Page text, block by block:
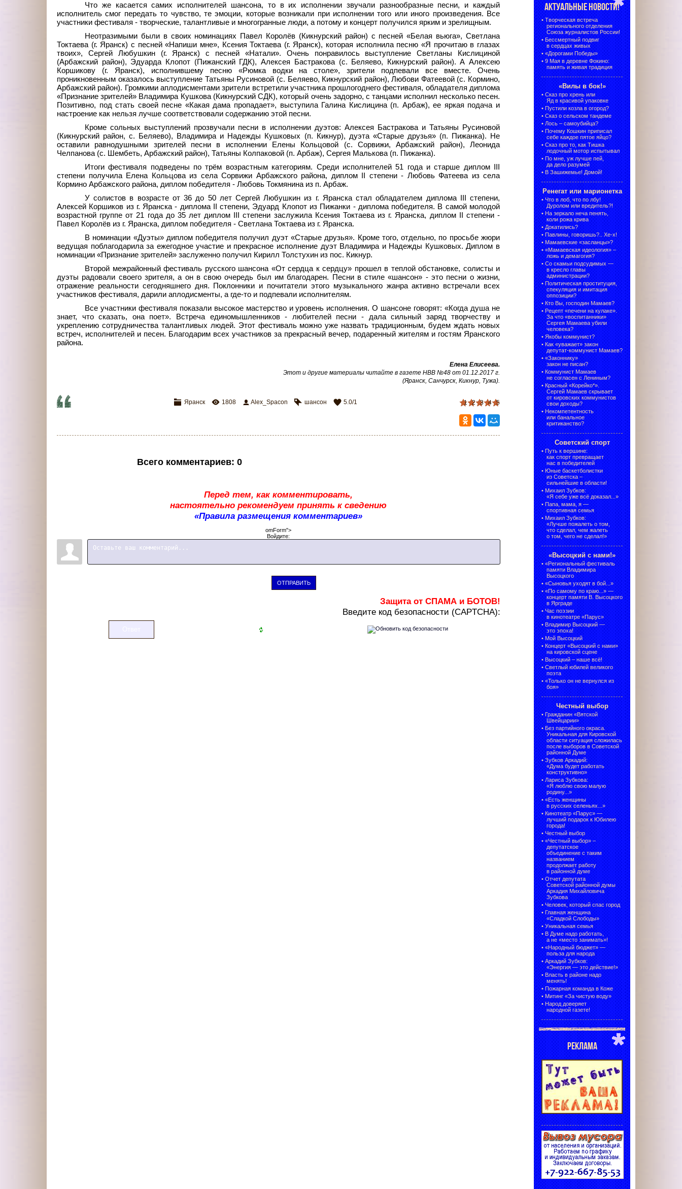
Что же касается самих исполнителей шансона, то в их исполнении звучали разнообразные песни, и каждый
исполнитель смог передать то чувство, те эмоции, которые возникали при исполнении того или иного произведения. Все
участники фестиваля - творческие, талантливые и многогранные люди, а потому и концерт получился ярким и зрелищным.
Неотразимыми были в своих номинациях Павел Королёв (Кикнурский район) с песней «Белая вьюга», Светлана
Токтаева (г. Яранск) с песней «Напиши мне», Ксения Токтаева (г. Яранск), которая исполнила песню «Я прочитаю в глазах
твоих», Сергей Любушкин (г. Яранск) с песней «Натали». Очень понравилось выступление Светланы Кислициной
(Арбажский район), Эдуарда Клопот (Пижанский ГДК), Алексея Бастракова (с. Беляево, Кикнурский район). А Алексею
Коршикову (г. Яранск), исполнившему песню «Рюмка водки на столе», зрители подпевали все вместе. Очень
проникновенным оказалось выступление Татьяны Русиновой (с. Беляево, Кикнурский район), Любови Фатеевой (с. Кормино,
Арбажский район). Громкими аплодисментами зрители встретили участника прошлогоднего фестиваля, обладателя диплома
«Признание зрителей» Владимира Кушкова (Кикнурский СДК), который очень задорно, с танцами исполнил несколько песен.
Позитивно, под стать своей песне «Какая дама пропадает», выступила Галина Кислицина (п. Арбаж), ее яркая подача и
настроение как нельзя лучше соответствовали содержанию этой песни.
Кроме сольных выступлений прозвучали песни в исполнении дуэтов: Алексея Бастракова и Татьяны Русиновой
(Кикнурский район, с. Беляево), Владимира и Надежды Кушковых (п. Кикнур), дуэта «Старые друзья» (п. Пижанка). Не
оставили равнодушными зрителей песни в исполнении Елены Кольцовой (с. Сорвижи, Арбажский район), Леонида
Челпанова (с. Шембеть, Арбажский район), Татьяны Колпаковой (п. Арбаж), Сергея Малькова (п. Пижанка).
Итоги фестиваля подведены по трём возрастным категориям. Среди исполнителей 51 года и старше диплом III
степени получила Елена Кольцова из села Сорвижи Арбажского района, диплом II степени - Любовь Фатеева из села
Кормино Арбажского района, диплом победителя - Любовь Токмянина из п. Арбаж.
У солистов в возрасте от 36 до 50 лет Сергей Любушкин из г. Яранска стал обладателем диплома III степени,
Алексей Коршиков из г. Яранска - диплома II степени, Эдуард Клопот из Пижанки - диплома победителя. В самой молодой
возрастной группе от 21 года до 35 лет диплом III степени заслужила Ксения Токтаева из г. Яранска, диплом II степени -
Павел Королёв из г. Яранска, диплом победителя - Светлана Токтаева из г. Яранска.
В номинации «Дуэты» диплом победителя получил дуэт «Старые друзья». Кроме того, отдельно, по просьбе жюри
ведущая поблагодарила за ежегодное участие и прекрасное исполнение дуэт Владимира и Надежды Кушковых. Диплом в
номинации «Признание зрителей» заслуженно получил Кирилл Толстухин из пос. Кикнур.
Второй межрайонный фестиваль русского шансона «От сердца к сердцу» прошел в теплой обстановке, солисты и
дуэты радовали своего зрителя, а он в свою очередь был им благодарен. Песни в стиле «шансон» - это песни о жизни,
отражение реальности сегодняшнего дня. Поклонники и почитатели этого музыкального жанра активно встречали всех
участников фестиваля, дарили аплодисменты, а где-то и подпевали исполнителям.
Все участники фестиваля показали высокое мастерство и уровень исполнения. О шансоне говорят: «Когда душа не
знает, что сказать, она поет». Встреча единомышленников - любителей песни - дала сильный заряд творчеству и
укреплению сотрудничества талантливых людей. Этот фестиваль можно уже назвать традиционным, будем ждать новых
встреч, исполнителей и песен. Благодарим всех участников за прекрасный вечер, подаренный жителям и гостям Яранского
района.
Елена Елисеева.
Этот и другие материалы читайте в газете НВВ №48 от 01.12.2017 г.
(Яранск, Санчурск, Кикнур, Тужа).
1 2 3 4 5
Яранск 1808 Alex_Spacon шансон 5.0/1
Всего комментариев: 0
Перед тем, как комментировать,
настоятельно рекомендуем принять к сведению
«Правила размещения комментариев»
omForm">
Войдите:
ОТПРАВИТЬ
Защита от СПАМА и БОТОВ!
Введите код безопасности (CAPTCHA):
АКТУАЛЬНЫЕ НОВОСТИ!
• Творческая встреча
регионального отделения
Союза журналистов России!
• Бессмертный подвиг
в сердцах живых
• «Дорогами Победы»
• 9 Мая в деревне Фокино:
память и живая традиция
«Вилы в бок!»
• Сказ про хрень или
Яд в красивой упаковке
• Пустили козла в огород?
• Сказ о сельском тандеме
• Лось – самоубийца?
• Почему Кошкин приписал
себе каждое пятое яйцо?
• Сказ про то, как Тишка
лодочный мотор испытывал
• По мне, уж лучше пей,
да дело разумей
• В Зашижемье! Домой!
Ренегат или марионетка
• Что в лоб, что по лбу!
Дуролом или вредитель?!
• На зеркало неча пенять,
коли рожа крива
• Докатились?
• Павлины, говоришь?.. Хе-х!
• Мамаевские «засланцы»?
• «Мамаевская идеология» –
ложь и демагогия?
• Со скамьи подсудимых —
в кресло главы
администрации?
• Политическая проституция,
спекуляция и имитация
оппозиции?
• Кто Вы, господин Мамаев?
• Рецепт «печени на кулаке».
За что «воспитанники»
Сергея Мамаева убили
человека?
• Якобы коммунист?
• Как «уважает» закон
депутат-коммунист Мамаев?
• «Законнику»
закон не писан?
• Коммунист Мамаев
не согласен с Лениным?
• Красный «Корейко*».
Сергей Мамаев скрывает
от кировских коммунистов
свои доходы?
• Некомпетентность
или банальное
критиканство?
Советский спорт
• Путь к вершине:
как спорт превращает
нас в победителей
• Юные баскетболистки
из Советска –
сильнейшие в области!
• Михаил Зубков:
«Я себе уже всё доказал...»
• Папа, мама, я —
спортивная семья
• Михаил Зубков:
«Лучше пожалеть о том,
что сделал, чем жалеть
о том, чего не сделал!»
«Высоцкий с нами!»
• «Региональный фестиваль
памяти Владимира
Высоцкого
• «Сыновья уходят в бой...»
• «По самому по краю...» —
концерт памяти В. Высоцкого
в Ярграде
• Час поэзии
в кинотеатре «Парус»
• Владимир Высоцкий —
это эпоха!
• Мой Высоцкий
• Концерт «Высоцкий с нами»
на кировской сцене
• Высоцкий – наше всё!
• Светлый юбилей великого
поэта
• «Только он не вернулся из
боя»
Честный выбор
• Гражданин «Вятской
Швейцарии»
• Без партийного окраса.
Уникальная для Кировской
области ситуация сложилась
после выборов в Советской
районной Думе
• Зубков Аркадий:
«Дума будет работать
конструктивно»
• Лариса Зубкова:
«Я люблю свою малую
родину...»
• «Есть женщины
в русских селеньях...»
• Кинотеатр «Парус» —
лучший подарок к Юбилею
города!
• Честный выбор
• «Честный выбор» –
депутатское
объединение с таким
названием
продолжает работу
в районной думе
• Отчет депутата
Советской районной думы
Аркадия Михайловича
Зубкова
• Человек, который спас город
• Главная женщина
«Сладкой Слободы»
• Уникальная семья
• В Думе надо работать,
а не «место занимать»!
• «Народный бюджет» —
польза для народа
• Аркадий Зубков:
«Энергия — это действие!»
• Власть в районе надо
менять!
• Пожарная команда в Коже
• Митинг «За чистую воду»
• Народ доверяет
народной газете!
РЕКЛАМА